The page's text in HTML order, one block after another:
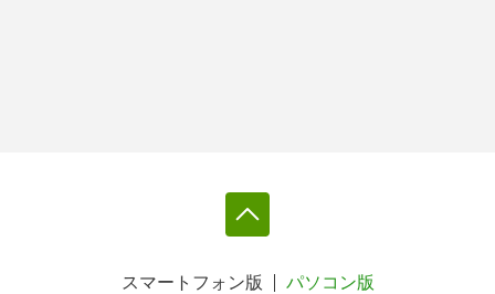
スマートフォン版 パソコン版